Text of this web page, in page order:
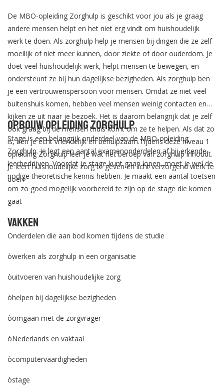
De MBO-opleiding Zorghulp is geschikt voor jou als je graag
andere mensen helpt en het niet erg vindt om huishoudelijk
werk te doen. Als zorghulp help je mensen bij dingen die ze zelf
moeilijk of niet meer kunnen, door ziekte of door ouderdom. Je
doet veel huishoudelijk werk, helpt mensen te bewegen, en
ondersteunt ze bij hun dagelijkse bezigheden. Als zorghulp ben
je een vertrouwenspersoon voor mensen. Omdat ze niet veel
buitenshuis komen, hebben veel mensen weinig contacten en
kijken ze uit naar je bezoek. Het is daarom belangrijk dat je zelf
ook graag bij de mensen thuis komt om ze te helpen. Als dat zo
is, ben je echt vriendelijk en behulpzaam.Tijdens deze niveau 1
opleiding Zorghulp leer je wat het beroep van zorghulp inhoudt.
Je leert huishoudelijke zorg te geven en licht verzorgend werk te
doen
Opbouw opleiding Zorghulp
Stage is een belangrijk onderdeel van de MBO-opleiding
Zorghulp. Je legt een aantal examenonderdelen af bij erkende
leerbedrijven. Voordat je stage kunt gaan lopen, moet je wel de
nodige theoretische kennis hebben. Je maakt een aantal toetsen
om zo goed mogelijk voorbereid te zijn op de stage die komen
gaat
Vakken
Onderdelen die aan bod komen tijdens de studie
òwerken als zorghulp in een organisatie
òuitvoeren van huishoudelijke zorg
òhelpen bij dagelijkse bezigheden
òomgaan met de zorgvrager
òNederlands en vaktaal
òcomputervaardigheden
òstage